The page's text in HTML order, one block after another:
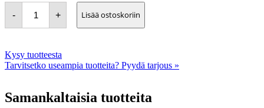
-
Hepasuodatin
H13
A2000
määrä
+ Lisää ostoskoriin
Kysy tuotteesta
Tarvitsetko useampia tuotteita? Pyydä tarjous »
Samankaltaisia tuotteita